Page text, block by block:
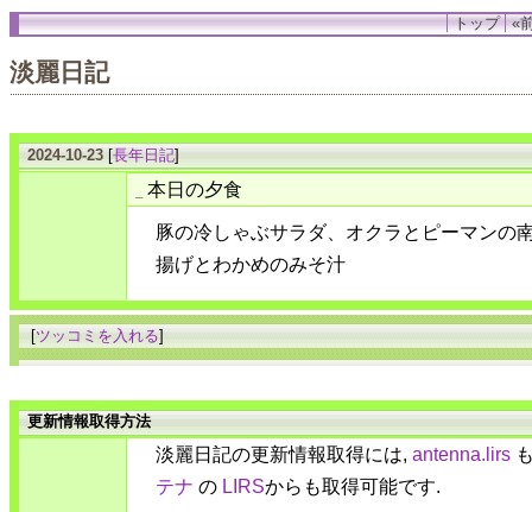
トップ «
淡麗日記
2024-10-23 [長年日記]
本日の夕食
豚の冷しゃぶサラダ、オクラとピーマンの
揚げとわかめのみそ汁
[ツッコミを入れる]
更新情報取得方法
淡麗日記の更新情報取得には, antenna.lirs
テナ の LIRSからも取得可能です.